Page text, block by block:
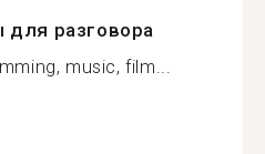
разговора
music, film...